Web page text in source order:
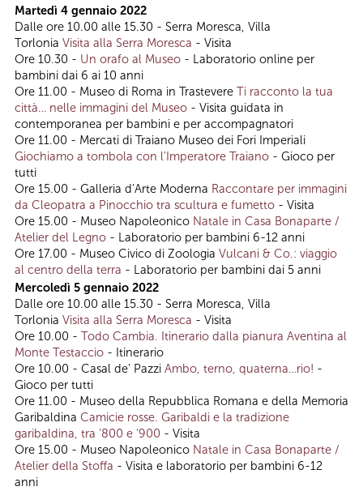
Martedì 4 gennaio 2022
Dalle ore 10.00 alle 15.30 - Serra Moresca, Villa
Torlonia Visita alla Serra Moresca - Visita
Ore 10.30 - Un orafo al Museo - Laboratorio online per
bambini dai 6 ai 10 anni
Ore 11.00 - Museo di Roma in Trastevere Ti racconto la tua
città… nelle immagini del Museo - Visita guidata in
contemporanea per bambini e per accompagnatori
Ore 11.00 - Mercati di Traiano Museo dei Fori Imperiali
Giochiamo a tombola con l'Imperatore Traiano - Gioco per
tutti
Ore 15.00 - Galleria d’Arte Moderna Raccontare per immagini
da Cleopatra a Pinocchio tra scultura e fumetto - Visita
Ore 15.00 - Museo Napoleonico Natale in Casa Bonaparte /
Atelier del Legno - Laboratorio per bambini 6-12 anni
Ore 17.00 - Museo Civico di Zoologia Vulcani & Co.: viaggio
al centro della terra - Laboratorio per bambini dai 5 anni
Mercoledì 5 gennaio 2022
Dalle ore 10.00 alle 15.30 - Serra Moresca, Villa
Torlonia Visita alla Serra Moresca - Visita
Ore 10.00 - Todo Cambia. Itinerario dalla pianura Aventina al
Monte Testaccio - Itinerario
Ore 10.00 - Casal de’ Pazzi Ambo, terno, quaterna…rio! -
Gioco per tutti
Ore 11.00 - Museo della Repubblica Romana e della Memoria
Garibaldina Camicie rosse. Garibaldi e la tradizione
garibaldina, tra ‘800 e ‘900 - Visita
Ore 15.00 - Museo Napoleonico Natale in Casa Bonaparte /
Atelier della Stoffa - Visita e laboratorio per bambini 6-12
anni